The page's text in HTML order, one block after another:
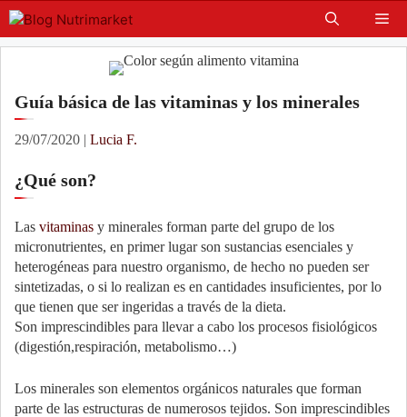
Skip
to
content
Guía básica de las vitaminas y los minerales
29/07/2020 | Lucia F.
¿Qué son?
Las vitaminas y minerales forman parte del grupo de los
micronutrientes, en primer lugar son sustancias esenciales y
heterogéneas para nuestro organismo, de hecho no pueden ser
sintetizadas, o si lo realizan es en cantidades insuficientes, por lo
que tienen que ser ingeridas a través de la dieta.
Son imprescindibles para llevar a cabo los procesos fisiológicos
(digestión,respiración, metabolismo…)
Los minerales son elementos orgánicos naturales que forman
parte de las estructuras de numerosos tejidos. Son imprescindibles